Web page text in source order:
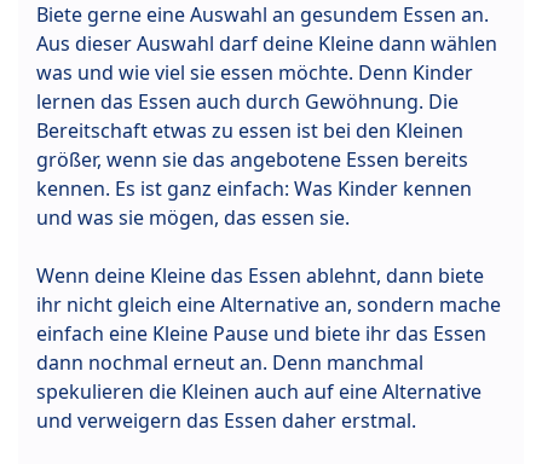
Biete gerne eine Auswahl an gesundem Essen an.
Aus dieser Auswahl darf deine Kleine dann wählen
was und wie viel sie essen möchte. Denn Kinder
lernen das Essen auch durch Gewöhnung. Die
Bereitschaft etwas zu essen ist bei den Kleinen
größer, wenn sie das angebotene Essen bereits
kennen. Es ist ganz einfach: Was Kinder kennen
und was sie mögen, das essen sie.
Wenn deine Kleine das Essen ablehnt, dann biete
ihr nicht gleich eine Alternative an, sondern mache
einfach eine Kleine Pause und biete ihr das Essen
dann nochmal erneut an. Denn manchmal
spekulieren die Kleinen auch auf eine Alternative
und verweigern das Essen daher erstmal.